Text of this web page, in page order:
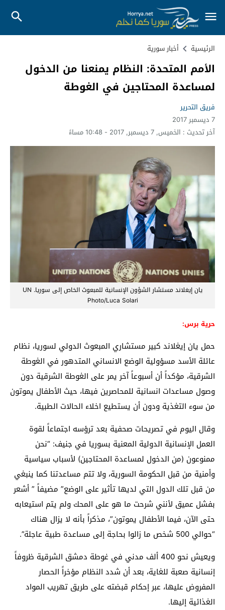
الرئيسية أخبار سورية
الأمم المتحدة: النظام يمنعنا من الدخول
لمساعدة المحتاجين في الغوطة
فريق التحرير
7 ديسمبر 2017
آخر تحديث : الخميس, 7 ديسمبر, 2017 - 10:48 مساءً
يان إيغلاند مستشار الشؤون الإنسانية للمبعوث الخاص إلى سوريا. UN
Photo/Luca Solari
حرية برس:
حمل يان إيغلاند كبير مستشاري المبعوث الدولي لسوريا، نظام
عائلة الأسد مسؤولية الوضع الانساني المتدهور في الغوطة
الشرقية، مؤكداً أن أسبوعاً آخر يمر على الغوطة الشرقية دون
وصول مساعدات انسانية للمحاصرين فيها، حيث الأطفال يموتون
من سوء التغذية ودون أن يستطيع اخلاء الحالات الطبية.
وقال اليوم في تصريحات صحفية بعد ترؤسه اجتماعاً لقوة
العمل الإنسانية الدولية المعنية بسوريا في جنيف: “نحن
ممنوعون (من الدخول لمساعدة المحتاجين) لأسباب سياسية
وأمنية من قبل الحكومة السورية، ولا تتم مساعدتنا كما ينبغي
من قبل تلك الدول التي لديها تأثير على الوضع” مضيفاً ” أشعر
بفشل عميق لأنني شرحت ما هو على المحك ولم يتم استيعابه
حتى الآن، فيما الأطفال يموتون”، مذكراً بأنه لا يزال هناك
“حوالي 500 شخص ما زالوا بحاجة إلى مساعدة طبية عاجلة”.
ويعيش نحو 400 ألف مدني في غوطة دمشق الشرقية ظروفاً
إنسانية صعبة للغاية، بعد أن شدد النظام مؤخراً الحصار
المفروض عليها، عبر إحكام قبضته على طريق تهريب المواد
الغذائية إليها.